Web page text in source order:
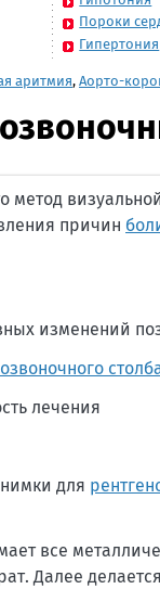
Пороки
Гипертония
аритмия, Аорто-
метод
причин
изменений
лечения
для
все
Далее